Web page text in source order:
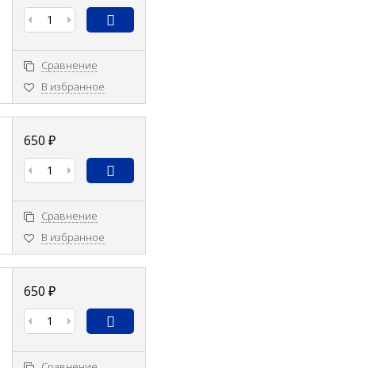
Сравнение
В избранное
650 ₽
Сравнение
В избранное
650 ₽